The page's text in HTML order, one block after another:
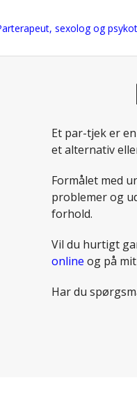
Et par-tjek er
et alternativ
Formålet med
problemer og
forhold.
Vil du hurtigt
online og på
Har du